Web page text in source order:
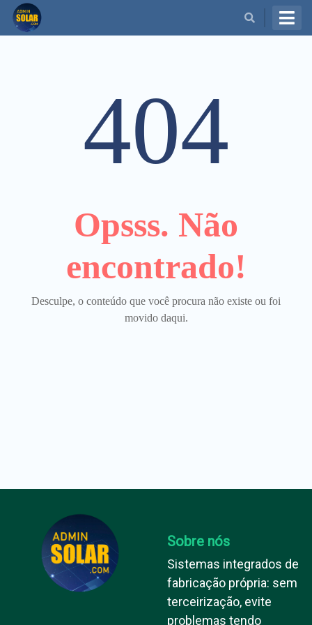
404
Opsss. Não
encontrado!
Desculpe, o conteúdo que você procura não existe ou foi
movido daqui.
Sobre nós
Sistemas integrados de
fabricação própria: sem
terceirização, evite
problemas tendo